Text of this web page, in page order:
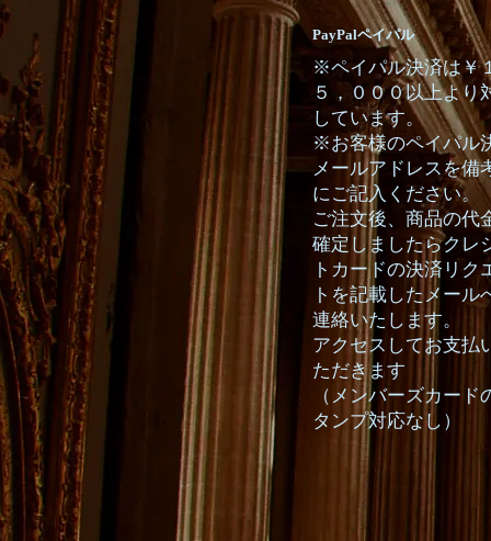
PayPalペイパル
※ペイパル決済は￥
５，０００以上より
しています。
※お客様のペイパル
メールアドレスを備
にご記入ください。
ご注文後、商品の代
確定しましたらクレ
トカードの決済リク
トを記載したメール
連絡いたします。
アクセスしてお支払
ただきます
（メンバーズカード
タンプ対応なし）